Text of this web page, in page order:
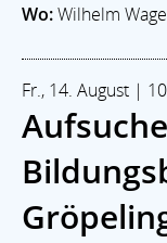
Wo:Wilhelm
Fr., 14. August |
Home Branchen